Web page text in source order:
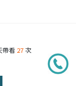
帶看 27次